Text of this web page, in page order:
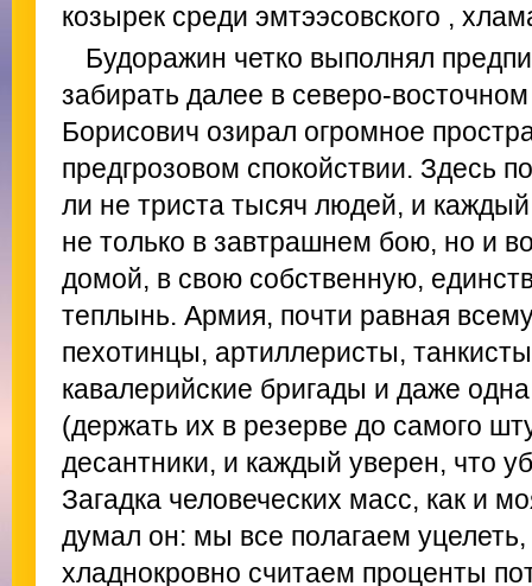
козырек среди эмтээсовского ,
Будоражин четко выполнял
забирать далее в северо-
Борисович озирал огромное
предгрозовом спокойствии. Здесь
ли не триста тысяч людей, и
не только в завтрашнем бою, но и
домой, в свою собственную,
теплынь. Армия, почти равная
пехотинцы, артиллеристы,
кавалерийские бригады и даже
(держать их в резерве до самого
десантники, и каждый уверен, что
Загадка человеческих масс, как и
думал он: мы все полагаем
хладнокровно считаем проценты